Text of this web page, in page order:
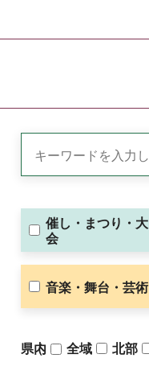
催し・まつり・大
会
音楽・舞台・芸術
県内
（ 全域 北部